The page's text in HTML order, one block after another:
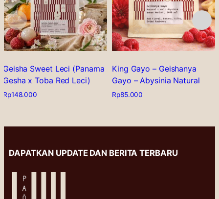
Geisha Sweet Leci (Panama
Gesha x Toba Red Leci)
Rp148.000
has
variants.
options
King Gayo – Geishanya
Gayo – Abysinia Natural
Rp85.000
has
variants.
DAPATKAN UPDATE DAN BERITA TERBARU